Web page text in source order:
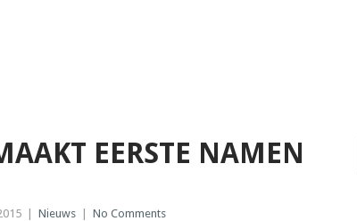
EERSTE NAMEN
Nieuws No Comments